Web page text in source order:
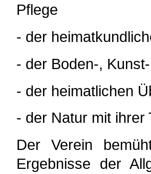
Pflege
- der
- der Boden-,
- der heimatlichen
- der Natur mit ihrer
Der Verein
Ergebnisse der